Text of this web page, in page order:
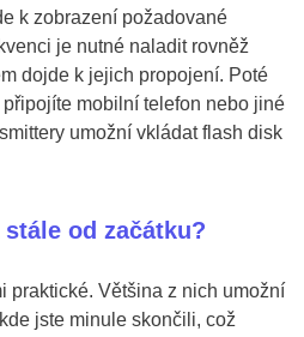
k zobrazení požadované
je nutné naladit rovněž
dojde k jejich propojení. Poté
mobilní telefon nebo jiné
umožní vkládat flash disk
od začátku?
praktické. Většina z nich umožní
jste minule skončili, což